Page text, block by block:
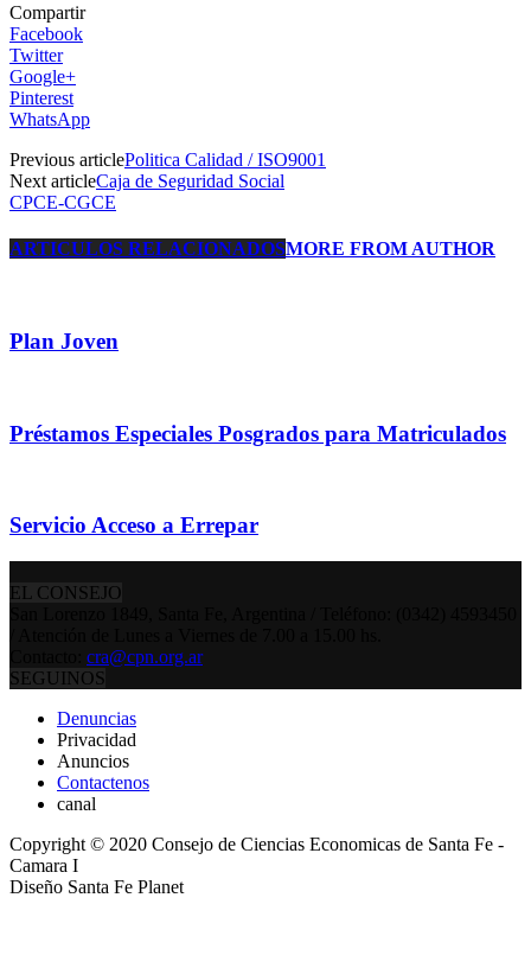
Compartir
Facebook
Twitter
Google+
Pinterest
WhatsApp
Previous articlePolitica Calidad / ISO9001
Next articleCaja de Seguridad Social
CPCE-CGCE
ARTICULOS RELACIONADOSMORE FROM AUTHOR
Plan Joven
Préstamos Especiales Posgrados para Matriculados
Servicio Acceso a Errepar
EL CONSEJO
cra@cpn.org.ar
SEGUINOS
Denuncias
Privacidad
Anuncios
Contactenos
canal
Copyright © 2020 Consejo de Ciencias Economicas de Santa Fe -
Camara I
Diseño Santa Fe Planet